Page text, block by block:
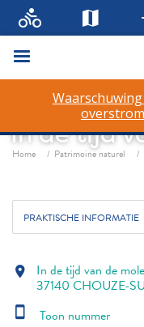
Menu
In de tijd
Fil d'ariane
Home Patrimoine naturel
PRAKTISCHE INFORMATIE
location_on In de tijd van de
37140 CHOUZE-
smartphone Toon nummer